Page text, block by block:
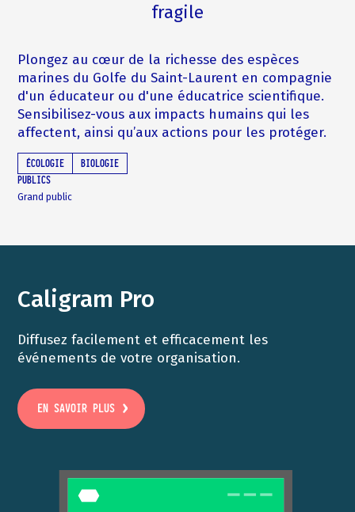
fragile
Plongez au cœur de la richesse des espèces
marines du Golfe du Saint-Laurent en compagnie
d'un éducateur ou d'une éducatrice scientifique.
Sensibilisez-vous aux impacts humains qui les
affectent, ainsi qu’aux actions pour les protéger.
ÉCOLOGIE
BIOLOGIE
PUBLICS
Grand public
Caligram Pro
Diffusez facilement et efficacement les
événements de votre organisation.
EN SAVOIR PLUS